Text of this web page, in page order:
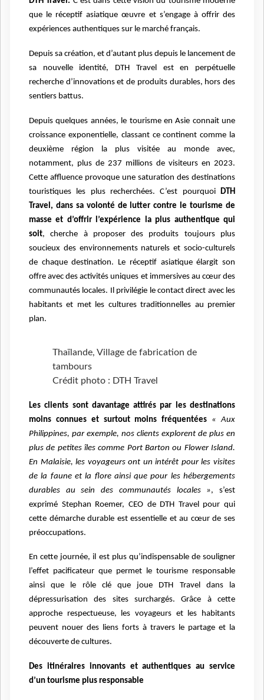
que le réceptif asiatique œuvre et s’engage à offrir des
expériences authentiques sur le marché français.
Depuis sa création, et d’autant plus depuis le lancement de
sa nouvelle identité, DTH Travel est en perpétuelle
recherche d’innovations et de produits durables, hors des
sentiers battus.
Depuis quelques années, le tourisme en Asie connait une
croissance exponentielle, classant ce continent comme la
deuxième région la plus visitée au monde avec,
notamment, plus de 237 millions de visiteurs en 2023.
Cette affluence provoque une saturation des destinations
touristiques les plus recherchées. C’est pourquoiDTH
Travel, dans sa volonté de lutter contre le tourisme de
masse et d’offrir l’expérience la plus authentique qui
soit, cherche à proposer des produits toujours plus
soucieux des environnements naturels et socio-culturels
de chaque destination. Le réceptif asiatique élargit son
offre avec des activités uniques et immersives au cœur des
communautés locales. Il privilégie le contact direct avec les
habitants et met les cultures traditionnelles au premier
plan.
Thaïlande, Village de fabrication de
tambours
Crédit photo : DTH Travel
Les clients sont davantage attirés par les destinations
moins connues et surtout moins fréquentées « Aux
Philippines, par exemple, nos clients explorent de plus en
plus de petites îles comme Port Barton ou Flower Island.
En Malaisie, les voyageurs ont un intérêt pour les visites
de la faune et la flore ainsi que pour les hébergements
durables au sein des communautés locales », s’est
exprimé Stephan Roemer, CEO de DTH Travel pour qui
cette démarche durable est essentielle et au cœur de ses
préoccupations.
En cette journée, il est plus qu’indispensable de souligner
l’effet pacificateur que permet le tourisme responsable
ainsi que le rôle clé que joue DTH Travel dans la
dépressurisation des sites surchargés. Grâce à cette
approche respectueuse, les voyageurs et les habitants
peuvent nouer des liens forts à travers le partage et la
découverte de cultures.
Des itinéraires innovants et authentiques au service
d’un tourisme plus responsable